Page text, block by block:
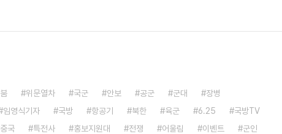
붐 위문열차 국군 안보 공군 군대
장병
임영식기자 국방 항공기 북한 육군 6.25
국방TV
중국 특전사 홍보지원대 전쟁 어울림 이벤트
군인